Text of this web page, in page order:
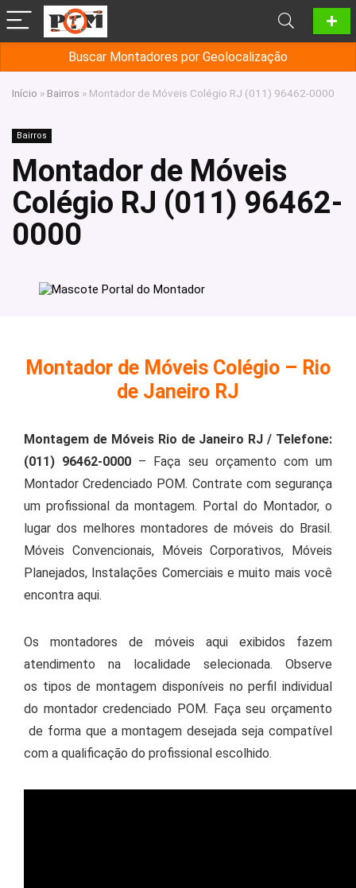
Buscar Montadores por Geolocalização
Início » Bairros » Montador de Móveis Colégio RJ (011) 96462-0000
Bairros
Montador de Móveis
Colégio RJ (011) 96462-
0000
Montador de Móveis Colégio – Rio
de Janeiro RJ
Montagem de Móveis Rio de Janeiro RJ / Telefone:
(011) 96462-0000 – Faça seu orçamento com um
Montador Credenciado POM. Contrate com segurança
um profissional da montagem. Portal do Montador, o
lugar dos melhores montadores de móveis do Brasil.
Móveis Convencionais, Móveis Corporativos, Móveis
Planejados, Instalações Comerciais e muito mais você
encontra aqui.
Os montadores de móveis aqui exibidos fazem
atendimento na localidade selecionada. Observe
os tipos de montagem disponíveis no perfil individual
do montador credenciado POM. Faça seu orçamento
de forma que a montagem desejada seja compatível
com a qualificação do profissional escolhido.